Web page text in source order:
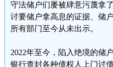
守法储户们屡被肆意污蔑拿
讨要储户拿高息的证据、储
所有部门至今从未出示。
2022年至今，陷入绝境的储
银行查封各种债权人上门讨